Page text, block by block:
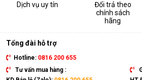
Dịch vụ uy tín
Đổi trả theo
chính sách
hãng
Tổng đài hỗ trợ
Hotline: 0816 200 655
Tư vấn mua hàng :